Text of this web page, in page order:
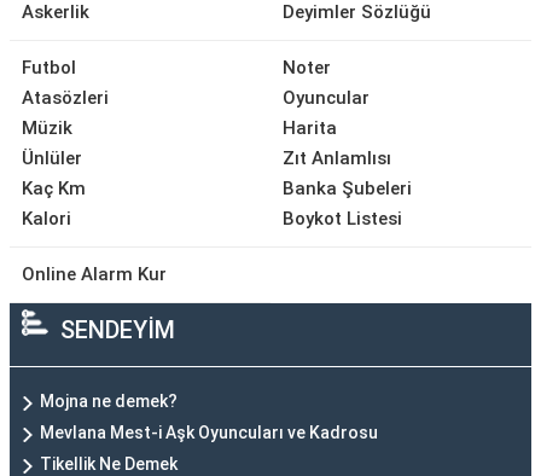
Askerlik
Deyimler Sözlüğü
Futbol
Atasözleri
Müzik
Ünlüler
Kaç Km
Kalori
Noter
Oyuncular
Harita
Zıt Anlamlısı
Banka Şubeleri
Boykot Listesi
Online Alarm Kur
SENDEYİM
Mojna ne demek?
Mevlana Mest-i Aşk Oyuncuları ve Kadrosu
Tikellik Ne Demek